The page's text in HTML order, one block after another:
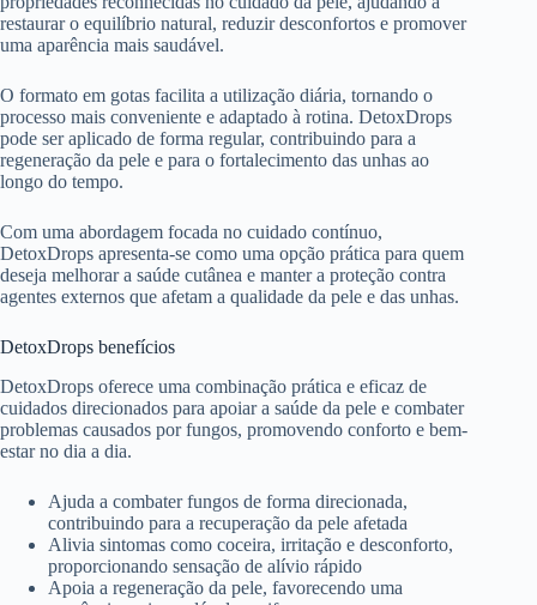
restaurar o equilíbrio natural, reduzir desconfortos e promover
uma aparência mais saudável.
O formato em gotas facilita a utilização diária, tornando o
processo mais conveniente e adaptado à rotina. DetoxDrops
pode ser aplicado de forma regular, contribuindo para a
regeneração da pele e para o fortalecimento das unhas ao
longo do tempo.
Com uma abordagem focada no cuidado contínuo,
DetoxDrops apresenta-se como uma opção prática para quem
deseja melhorar a saúde cutânea e manter a proteção contra
agentes externos que afetam a qualidade da pele e das unhas.
DetoxDrops benefícios
DetoxDrops oferece uma combinação prática e eficaz de
cuidados direcionados para apoiar a saúde da pele e combater
problemas causados por fungos, promovendo conforto e bem-
estar no dia a dia.
Ajuda a combater fungos de forma direcionada,
contribuindo para a recuperação da pele afetada
Alivia sintomas como coceira, irritação e desconforto,
proporcionando sensação de alívio rápido
Apoia a regeneração da pele, favorecendo uma